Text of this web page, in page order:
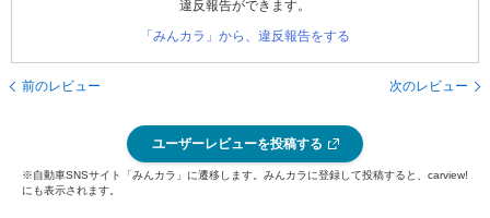
違反報告ができます。
「みんカラ」から、違反報告をする
前のレビュー 次のレビュー
ユーザーレビューを投稿する
※自動車SNSサイト「みんカラ」に遷移します。みんカラに登録して投稿すると、carview!
にも表示されます。